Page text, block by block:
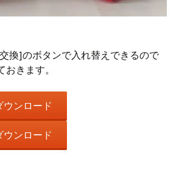
換]のボタンで入れ替えできるので
きます。
ウンロード
ウンロード